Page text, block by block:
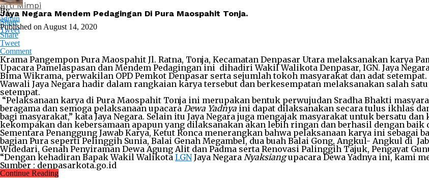
Arti Mimpi
Jaya Negara Mendem Pedagingan Di Pura Maospahit Tonja.
Share
Tweet
By
admin
Published on August 14, 2020
Share
Tweet
Comment
Krama Pangempon Pura Maospahit Jl. Ratna, Tonja, Kecamatan Denpasar Utara melaksanakan karya
Upacara Pamelaspasan dan Mendem Pedagingan ini dihadiri Wakil Walikota Denpasar, IGN. Jaya
Bima Wikrama, perwakilan OPD Pemkot Denpasar serta sejumlah tokoh masyarakat dan adat setempat.
Wawali Jaya Negara hadir dalam rangkaian karya tersebut dan berkesempatan melaksanakan salah
setempat.
“Pelaksanaan karya di Pura Maospahit Tonja ini merupakan bentuk perwujudan Sradha Bhakti
beragama dan semoga pelaksanaan upacara Dewa Yadnya ini dapat dilaksanakan secara tulus ikhlas
bagi masyarakat,” kata Jaya Negara. Selain itu Jaya Negara juga mengajak masyarakat untuk bersatu
kekompakan dan kebersamaan apapun yang dilaksanakan akan lebih ringan dan berhasil dengan baik
Sementara Penanggung Jawab Karya, Ketut Ronca menerangkan bahwa pelaksanaan karya ini
bagian Pura seperti Pelinggih Sunia, Balai Genah Megambel, dua buah Balai Gong, Angkul- Angkul di
Widedari, Genah Penyiraman Dewa Agung Alit dan Padma serta Renovasi Palinggih Tajuk, Pengayat
“Dengan kehadiran Bapak Wakil Walikota I.GNJaya Negara Nyaksiangupacara Dewa Yadnya ini, kami
Sumber : denpasarkota.go.id
Continue Reading